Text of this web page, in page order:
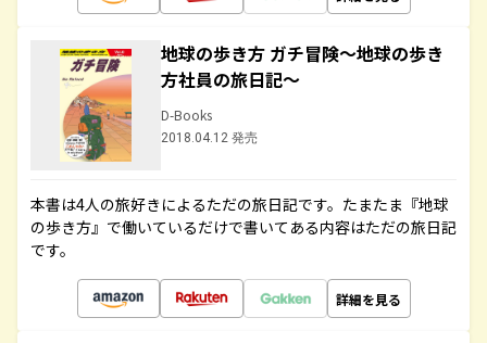
地球の歩き方 ガチ冒険～地球の歩き
方社員の旅日記～
D-Books
2018.04.12 発売
本書は4人の旅好きによるただの旅日記です。たまたま『地球
の歩き方』で働いているだけで書いてある内容はただの旅日記
です。
詳細を見る